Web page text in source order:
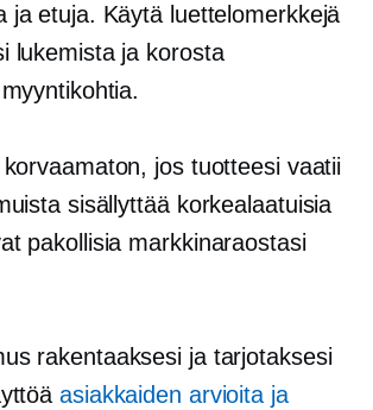
ja etuja. Käytä luettelomerkkejä
lukemista ja korosta
jos tuotteesi vaatii
sisällyttää korkealaatuisia
pakollisia markkinaraostasi
rakentaaksesi ja tarjotaksesi
asiakkaiden arvioita ja